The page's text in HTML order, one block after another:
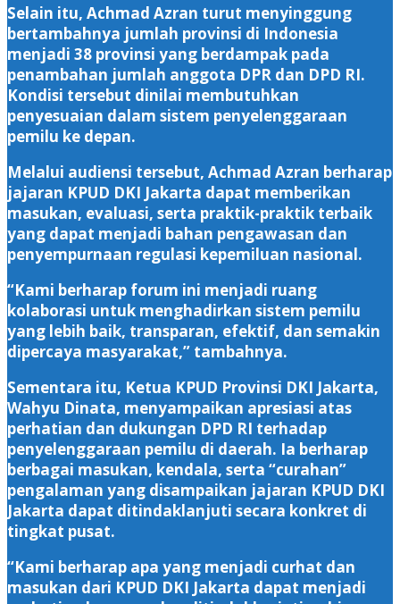
Selain itu, Achmad Azran turut menyinggung
bertambahnya jumlah provinsi di Indonesia
menjadi 38 provinsi yang berdampak pada
penambahan jumlah anggota DPR dan DPD RI.
Kondisi tersebut dinilai membutuhkan
penyesuaian dalam sistem penyelenggaraan
pemilu ke depan.
Melalui audiensi tersebut, Achmad Azran berharap
jajaran KPUD DKI Jakarta dapat memberikan
masukan, evaluasi, serta praktik-praktik terbaik
yang dapat menjadi bahan pengawasan dan
penyempurnaan regulasi kepemiluan nasional.
“Kami berharap forum ini menjadi ruang
kolaborasi untuk menghadirkan sistem pemilu
yang lebih baik, transparan, efektif, dan semakin
dipercaya masyarakat,” tambahnya.
Sementara itu, Ketua KPUD Provinsi DKI Jakarta,
Wahyu Dinata, menyampaikan apresiasi atas
perhatian dan dukungan DPD RI terhadap
penyelenggaraan pemilu di daerah. Ia berharap
berbagai masukan, kendala, serta “curahan”
pengalaman yang disampaikan jajaran KPUD DKI
Jakarta dapat ditindaklanjuti secara konkret di
tingkat pusat.
“Kami berharap apa yang menjadi curhat dan
masukan dari KPUD DKI Jakarta dapat menjadi